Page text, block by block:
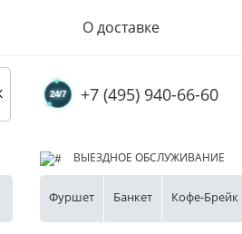
О доставке
+7 (495) 940-66-60
ВЫЕЗДНОЕ ОБСЛУЖИВАНИЕ
Фуршет Банкет Кофе-Брейк